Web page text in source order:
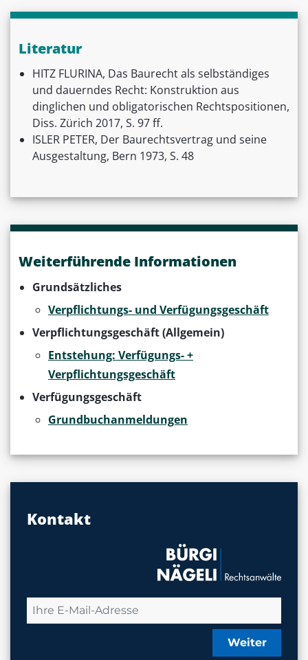
Literatur
HITZ FLURINA, Das Baurecht als selbständiges
und dauerndes Recht: Konstruktion aus
dinglichen und obligatorischen Rechtspositionen,
Diss. Zürich 2017, S. 97 ff.
ISLER PETER, Der Baurechtsvertrag und seine
Ausgestaltung, Bern 1973, S. 48
Weiterführende Informationen
Grundsätzliches
Verpflichtungs- und Verfügungsgeschäft
Verpflichtungsgeschäft (Allgemein)
Entstehung: Verfügungs- +
Verpflichtungsgeschäft
Verfügungsgeschäft
Grundbuchanmeldungen
Kontakt
Weiter